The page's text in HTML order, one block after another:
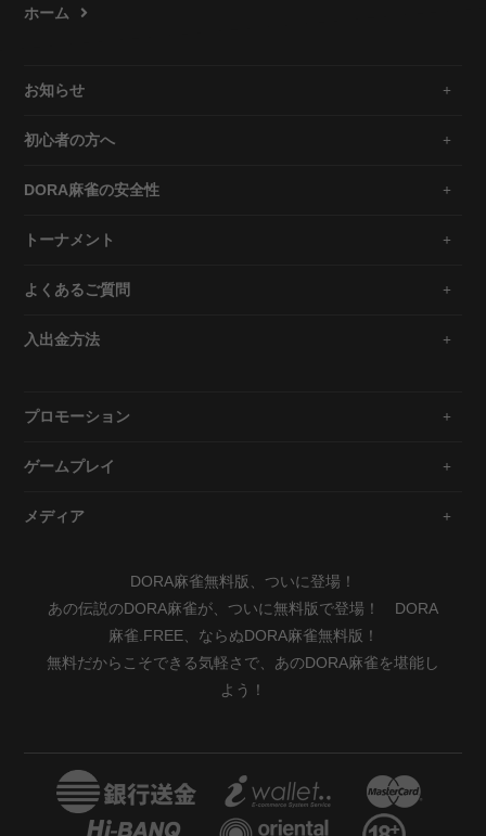
ホーム
お知らせ
初心者の方へ
DORA麻雀の安全性
トーナメント
よくあるご質問
入出金方法
プロモーション
ゲームプレイ
メディア
DORA麻雀無料版、ついに登場！
あの伝説のDORA麻雀が、ついに無料版で登場！ DORA
麻雀.FREE、ならぬDORA麻雀無料版！
無料だからこそできる気軽さで、あのDORA麻雀を堪能し
よう！